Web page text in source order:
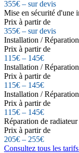
355€ – sur devis
Mise en sécurité d'une
Prix à partir de
355€ – sur devis
Installation /
Prix à partir de
115€ – 145€
Installation /
Prix à partir de
115€ – 145€
Installation /
Prix à partir de
115€ – 145€
Réparation de
Prix à partir de
205€ – 255€
Consultez tous les